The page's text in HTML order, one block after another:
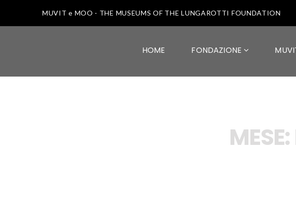
MUVIT e MOO - THE MUSEUMS OF THE LUNGAROTTI FOUNDATION
HOME FONDAZIONE
MESE: